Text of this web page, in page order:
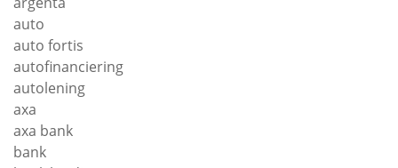
auto
auto fortis
autofinanciering
autolening
axa
axa bank
bank